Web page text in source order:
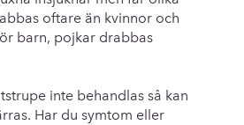
oftare än kvinnor och
barn, pojkar drabbas
inte behandlas så kan
Har du symtom eller